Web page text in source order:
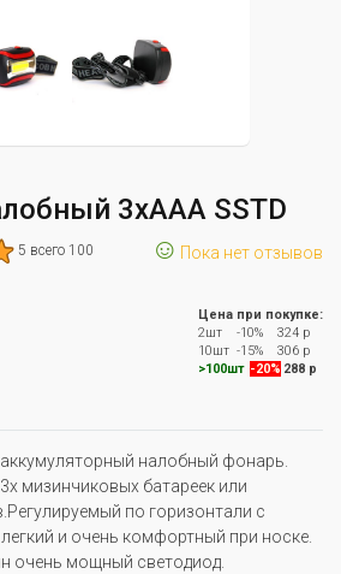
3хААА SSTD
5 всего 100 ☺ Пока нет отзывов
Цена при покупке:
2шт
-10%
324 р
10шт -15%
306 р
>100шт -20% 288 р
налобный фонарь.
мизинчиковых батареек или
по горизонтали с
и очень комфортный при носке.
очень мощный светодиод.